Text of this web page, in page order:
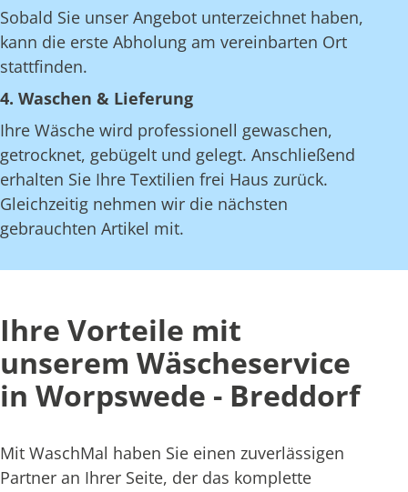
Sobald Sie unser Angebot unterzeichnet haben,
kann die erste Abholung am vereinbarten Ort
stattfinden.
4. Waschen & Lieferung
Ihre Wäsche wird professionell gewaschen,
getrocknet, gebügelt und gelegt. Anschließend
erhalten Sie Ihre Textilien frei Haus zurück.
Gleichzeitig nehmen wir die nächsten
gebrauchten Artikel mit.
Ihre Vorteile mit
unserem Wäscheservice
in Worpswede - Breddorf
Mit WaschMal haben Sie einen zuverlässigen
Partner an Ihrer Seite, der das komplette